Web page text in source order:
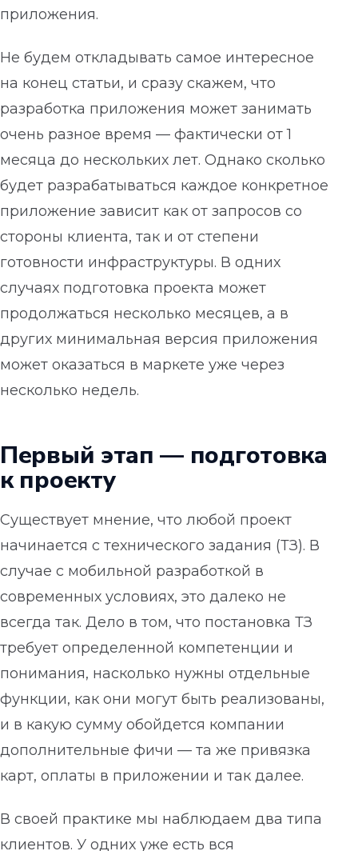
приложения.
Не будем откладывать самое интересное
на конец статьи, и сразу скажем, что
разработка приложения может занимать
очень разное время — фактически от 1
месяца до нескольких лет. Однако сколько
будет разрабатываться каждое конкретное
приложение зависит как от запросов со
стороны клиента, так и от степени
готовности инфраструктуры. В одних
случаях подготовка проекта может
продолжаться несколько месяцев, а в
других минимальная версия приложения
может оказаться в маркете уже через
несколько недель.
Первый этап — подготовка
к проекту
Существует мнение, что любой проект
начинается с технического задания (ТЗ). В
случае с мобильной разработкой в
современных условиях, это далеко не
всегда так. Дело в том, что постановка ТЗ
требует определенной компетенции и
понимания, насколько нужны отдельные
функции, как они могут быть реализованы,
и в какую сумму обойдется компании
дополнительные фичи — та же привязка
карт, оплаты в приложении и так далее.
В своей практике мы наблюдаем два типа
клиентов. У одних уже есть вся